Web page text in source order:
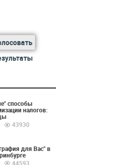
способы
налогов:
43930
для Вас" в
44593